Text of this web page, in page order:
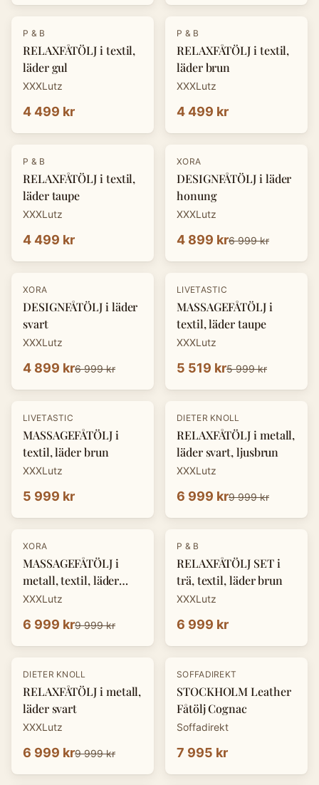
P & B
RELAXFÅTÖLJ i textil,
läder gul
XXXLutz
4 499 kr
P & B
RELAXFÅTÖLJ i textil,
läder brun
XXXLutz
4 499 kr
P & B
RELAXFÅTÖLJ i textil,
läder taupe
XXXLutz
4 499 kr
-30%
XORA
DESIGNFÅTÖLJ i läder
honung
XXXLutz
4 899 kr6 999 kr
-30%
XORA
DESIGNFÅTÖLJ i läder
svart
XXXLutz
4 899 kr6 999 kr
- 8%
LIVETASTIC
MASSAGEFÅTÖLJ i
textil, läder taupe
XXXLutz
5 519 kr5 999 kr
LIVETASTIC
MASSAGEFÅTÖLJ i
textil, läder brun
XXXLutz
5 999 kr
-30%
DIETER KNOLL
RELAXFÅTÖLJ i metall,
läder svart, ljusbrun
XXXLutz
6 999 kr9 999 kr
-30%
XORA
MASSAGEFÅTÖLJ i
metall, textil, läder
mörkgrå
XXXLutz
6 999 kr9 999 kr
P & B
RELAXFÅTÖLJ SET i
trä, textil, läder brun
XXXLutz
6 999 kr
-30%
DIETER KNOLL
RELAXFÅTÖLJ i metall,
läder svart
XXXLutz
6 999 kr9 999 kr
SOFFADIREKT
STOCKHOLM Leather
Fåtölj Cognac
Soffadirekt
7 995 kr